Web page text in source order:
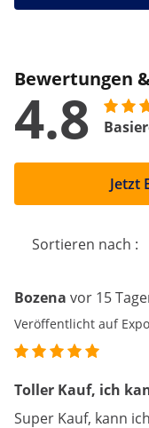
Bewertungen
4.8
Jetzt
Sortieren nach :
Bozena vor 15
Veröffentlicht auf
Toller Kauf, ich
Super Kauf, kann